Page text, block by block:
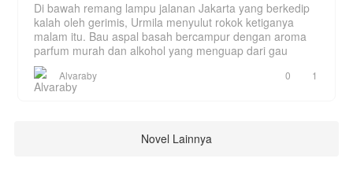
Di bawah remang lampu jalanan Jakarta yang berkedip
kalah oleh gerimis, Urmila menyulut rokok ketiganya
malam itu. Bau aspal basah bercampur dengan aroma
parfum murah dan alkohol yang menguap dari gau
Alvaraby 0 1
Novel Lainnya